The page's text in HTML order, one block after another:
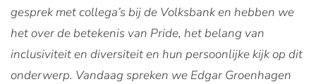
gesprek met collega’s bij de Volksbank en hebben we
het over de betekenis van Pride, het belang van
inclusiviteit en diversiteit en hun persoonlijke kijk op dit
onderwerp. Vandaag spreken we Edgar Groenhagen